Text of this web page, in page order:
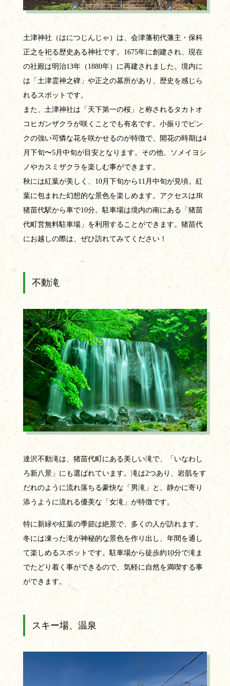
土津神社（はにつじんじゃ）は、会津藩初代藩主・保科
正之を祀る歴史ある神社です。1675年に創建され、現在
の社殿は明治13年（1880年）に再建されました。境内に
は「土津霊神之碑」や正之の墓所があり、歴史を感じら
れるスポットです。
また、土津神社は「天下第一の桜」と称されるタカトオ
コヒガンザクラが咲くことでも有名です。小振りでピン
クの強い可憐な花を咲かせるのが特徴で、開花の時期は4
月下旬〜5月中旬が目安となります。その他、ソメイヨシ
ノやカスミザクラを楽しむ事ができます。
秋には紅葉が美しく、10月下旬から11月中旬が見頃。紅
葉に包まれた幻想的な景色を楽しめます。アクセスはJR
猪苗代駅から車で10分。駐車場は境内の南にある「猪苗
代町営無料駐車場」を利用することができます。猪苗代
にお越しの際は、ぜひ訪れてみてください！
不動滝
達沢不動滝は、猪苗代町にある美しい滝で、「いなわし
ろ新八景」にも選ばれています。滝は2つあり、岩肌をす
だれのように流れ落ちる豪快な「男滝」と、静かに寄り
添うように流れる優美な「女滝」が特徴です。
特に新緑や紅葉の季節は絶景で、多くの人が訪れます。
冬には凍った滝が神秘的な景色を作り出し、年間を通し
て楽しめるスポットです。駐車場から徒歩約10分で滝ま
でたどり着く事ができるので、気軽に自然を満喫する事
ができます。
スキー場、温泉